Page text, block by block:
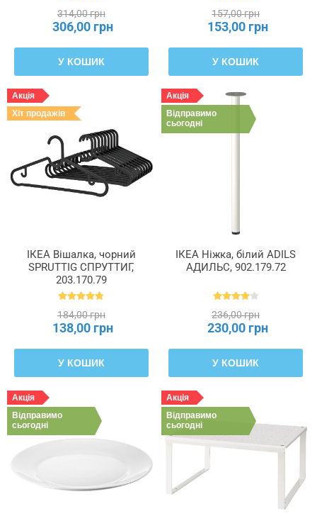
314,00 грн
306,00 грн
У КОШИК
157,00 грн
153,00 грн
У КОШИК
Акція
Хіт продажів
ІКЕА Вішалка, чорний
SPRUTTIG СПРУТТИГ,
203.170.79
184,00 грн
138,00 грн
У КОШИК
Акція
Відправимо
сьогодні
ІКЕА Ніжка, білий ADILS
АДИЛЬС, 902.179.72
236,00 грн
230,00 грн
У КОШИК
Акція
Відправимо
сьогодні
Акція
Відправимо
сьогодні